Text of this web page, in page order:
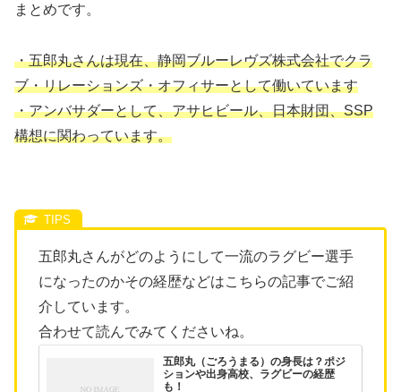
まとめです。
・五郎丸さんは現在、静岡ブルーレヴズ株式会社でクラ
ブ・リレーションズ・オフィサーとして働いています
・アンバサダーとして、アサヒビール、日本財団、SSP
構想に関わっています。
五郎丸さんがどのようにして一流のラグビー選手
になったのかその経歴などはこちらの記事でご紹
介しています。
合わせて読んでみてくださいね。
五郎丸（ごろうまる）の身長は？ポジ
ションや出身高校、ラグビーの経歴
も！